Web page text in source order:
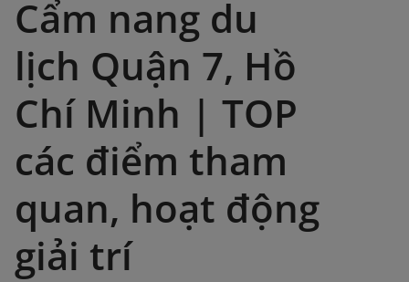
Cẩm nang du
lịch Quận 7, Hồ
Chí Minh | TOP
các điểm tham
quan, hoạt động
giải trí